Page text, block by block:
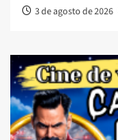
3 de agosto de 2026